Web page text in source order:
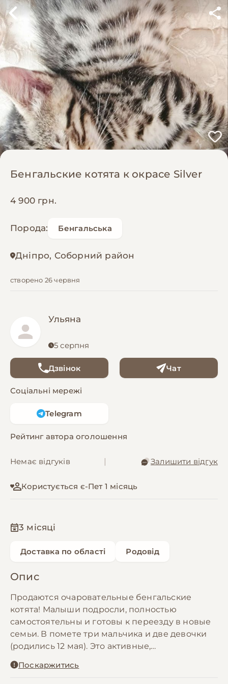
Бенгальские котята к окрасе Silver
4 900 грн.
Порода: Бенгальська
Дніпро, Соборний район
створено 26 червня
Ульяна
5 серпня
Дзвінок Чат
Соціальні мережі
Telegram
Рейтинг автора оголошення
Немає відгуків Залишити відгук
Користується є-Пет 1 місяць
3 місяці
Доставка по області Родовід
Опис
Продаются очаровательные бенгальские
котята! Малыши подросли, полностью
самостоятельны и готовы к переезду в новые
семьи. В помете три мальчика и две девочки
(родились 12 мая). Это активные,
маленькие леопарды.
Поскаржитись